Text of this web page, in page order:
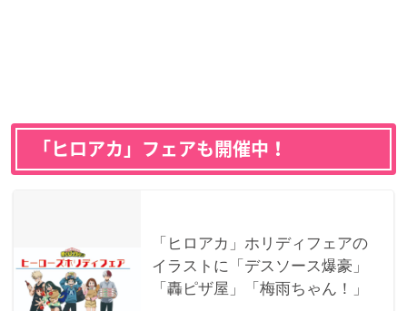
「ヒロアカ」フェアも開催中！